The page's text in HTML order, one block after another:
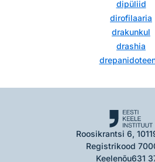
dipüliid
dirofilaaria
drakunkul
drashia
Roosikrantsi 6,
Registrikood
Keelenõu631